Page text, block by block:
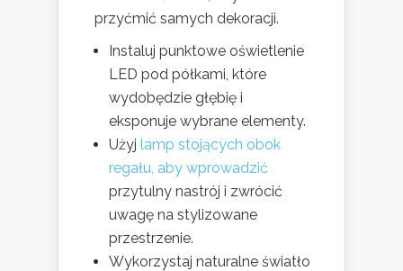
przyćmić samych dekoracji.
Instaluj punktowe oświetlenie
LED pod półkami, które
wydobędzie głębię i
eksponuje wybrane elementy.
Użyj lamp stojących obok
regału, aby wprowadzić
przytulny nastrój i zwrócić
uwagę na stylizowane
przestrzenie.
Wykorzystaj naturalne światło